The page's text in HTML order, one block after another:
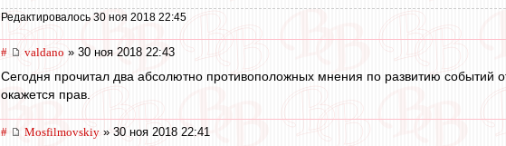
Редактировалось 30 ноя 2018 22:45
# valdano » 30 ноя 2018 22:43
Сегодня прочитал два абсолютно противоположных мнения по развитию событий
окажется прав.
# Mosfilmovskiy » 30 ноя 2018 22:41